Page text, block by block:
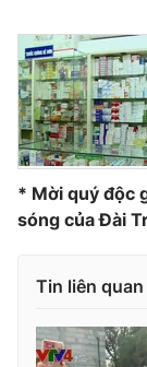
Phim VTV
Hậu trường
Nhân vật
Khán giả
Giải trí
Điện ảnh
Âm nhạc
Sao
Đời sống
Du lịch
Làm đẹp
Chất lượng
Giáo dục
Học trực tuyến
Sản phẩm
Giao lưu trực
* Mời quý độc
sóng của Đài
Tin liên quan